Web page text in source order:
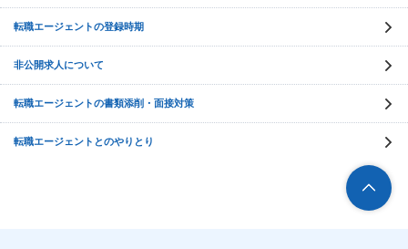
転職エージェントの登録時期
非公開求人について
転職エージェントの書類添削・面接対策
転職エージェントとのやりとり